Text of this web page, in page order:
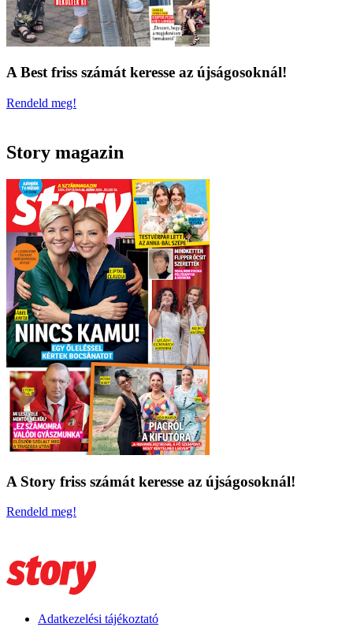
A Best friss számát keresse az újságosoknál!
Rendeld meg!
Story magazin
A Story friss számát keresse az újságosoknál!
Rendeld meg!
Adatkezelési tájékoztató